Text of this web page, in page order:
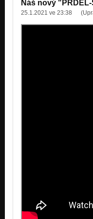
Náš nový "PRDEL-
25.1.2021 ve 23:38